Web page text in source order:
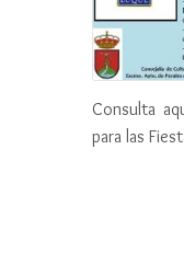
Consulta
para las